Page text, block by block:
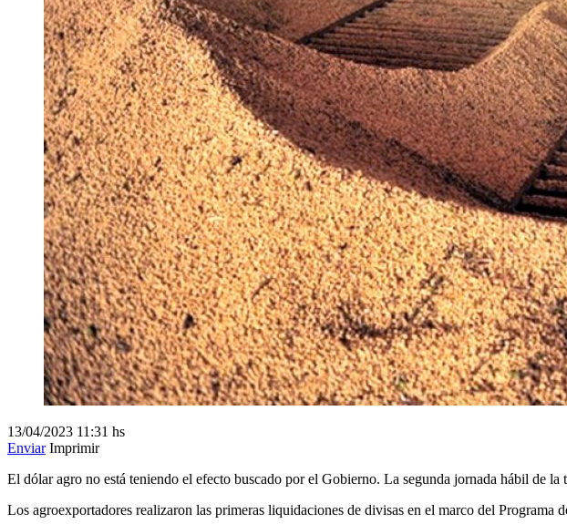
13/04/2023 11:31 hs
Enviar Imprimir
El dólar agro no está teniendo el efecto buscado por el Gobierno. La segunda jornada hábil de
Los agroexportadores realizaron las primeras liquidaciones de divisas en el marco del